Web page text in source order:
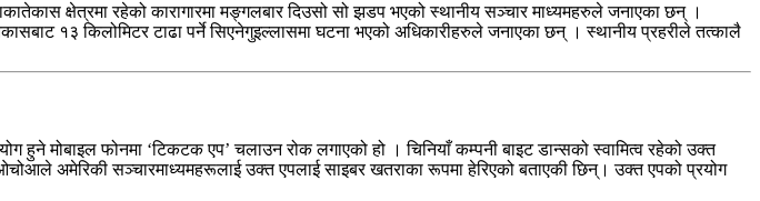
क्षेत्रमा रहेको कारागारमा मङ्गलबार दिउसो सो झडप भएको स्थानीय सञ्चार माध्यमहरुले जनाएका छन् ।
१३ किलोमिटर टाढा पर्ने सिएनेगुइल्लासमा घटना भएको अधिकारीहरुले जनाएका छन् । स्थानीय प्रहरीले तत्कालै
मोबाइल फोनमा ‘टिकटक एप’ चलाउन रोक लगाएको हो । चिनियाँ कम्पनी बाइट डान्सको स्वामित्व रहेको उक्त
अमेरिकी सञ्चारमाध्यमहरूलाई उक्त एपलाई साइबर खतराका रूपमा हेरिएको बताएकी छिन्। उक्त एपको प्रयोग